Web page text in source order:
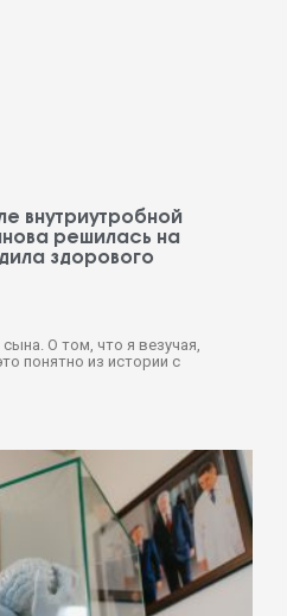
внутриутробной
решилась на
здорового
О том, что я везучая,
понятно из истории с